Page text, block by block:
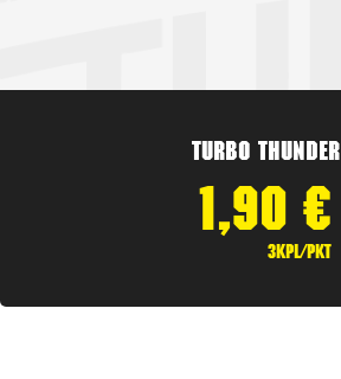
Turbo Thunder
1,90 €
3kpl/pkt